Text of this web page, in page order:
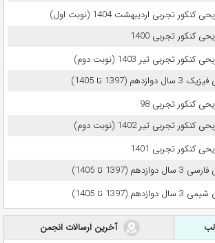
تجربی اردیبهشت 1404 (نوبت اول)
تجربی 1400
تجربی تیر 1403 (نوبت دوم)
(1397 تا 1405)
کنکور تجربی 98
تجربی تیر 1402 (نوبت دوم)
تجربی 1401
(1397 تا 1405)
تا 1405)
آخرین ارسالات انجمن